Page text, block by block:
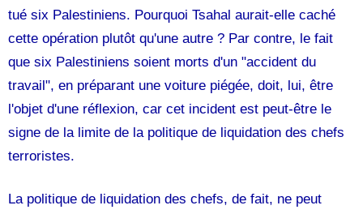
tué six Palestiniens. Pourquoi Tsahal aurait-elle caché
cette opération plutôt qu'une autre ? Par contre, le fait
que six Palestiniens soient morts d'un "accident du
travail", en préparant une voiture piégée, doit, lui, être
l'objet d'une réflexion, car cet incident est peut-être le
signe de la limite de la politique de liquidation des chefs
terroristes.
La politique de liquidation des chefs, de fait, ne peut